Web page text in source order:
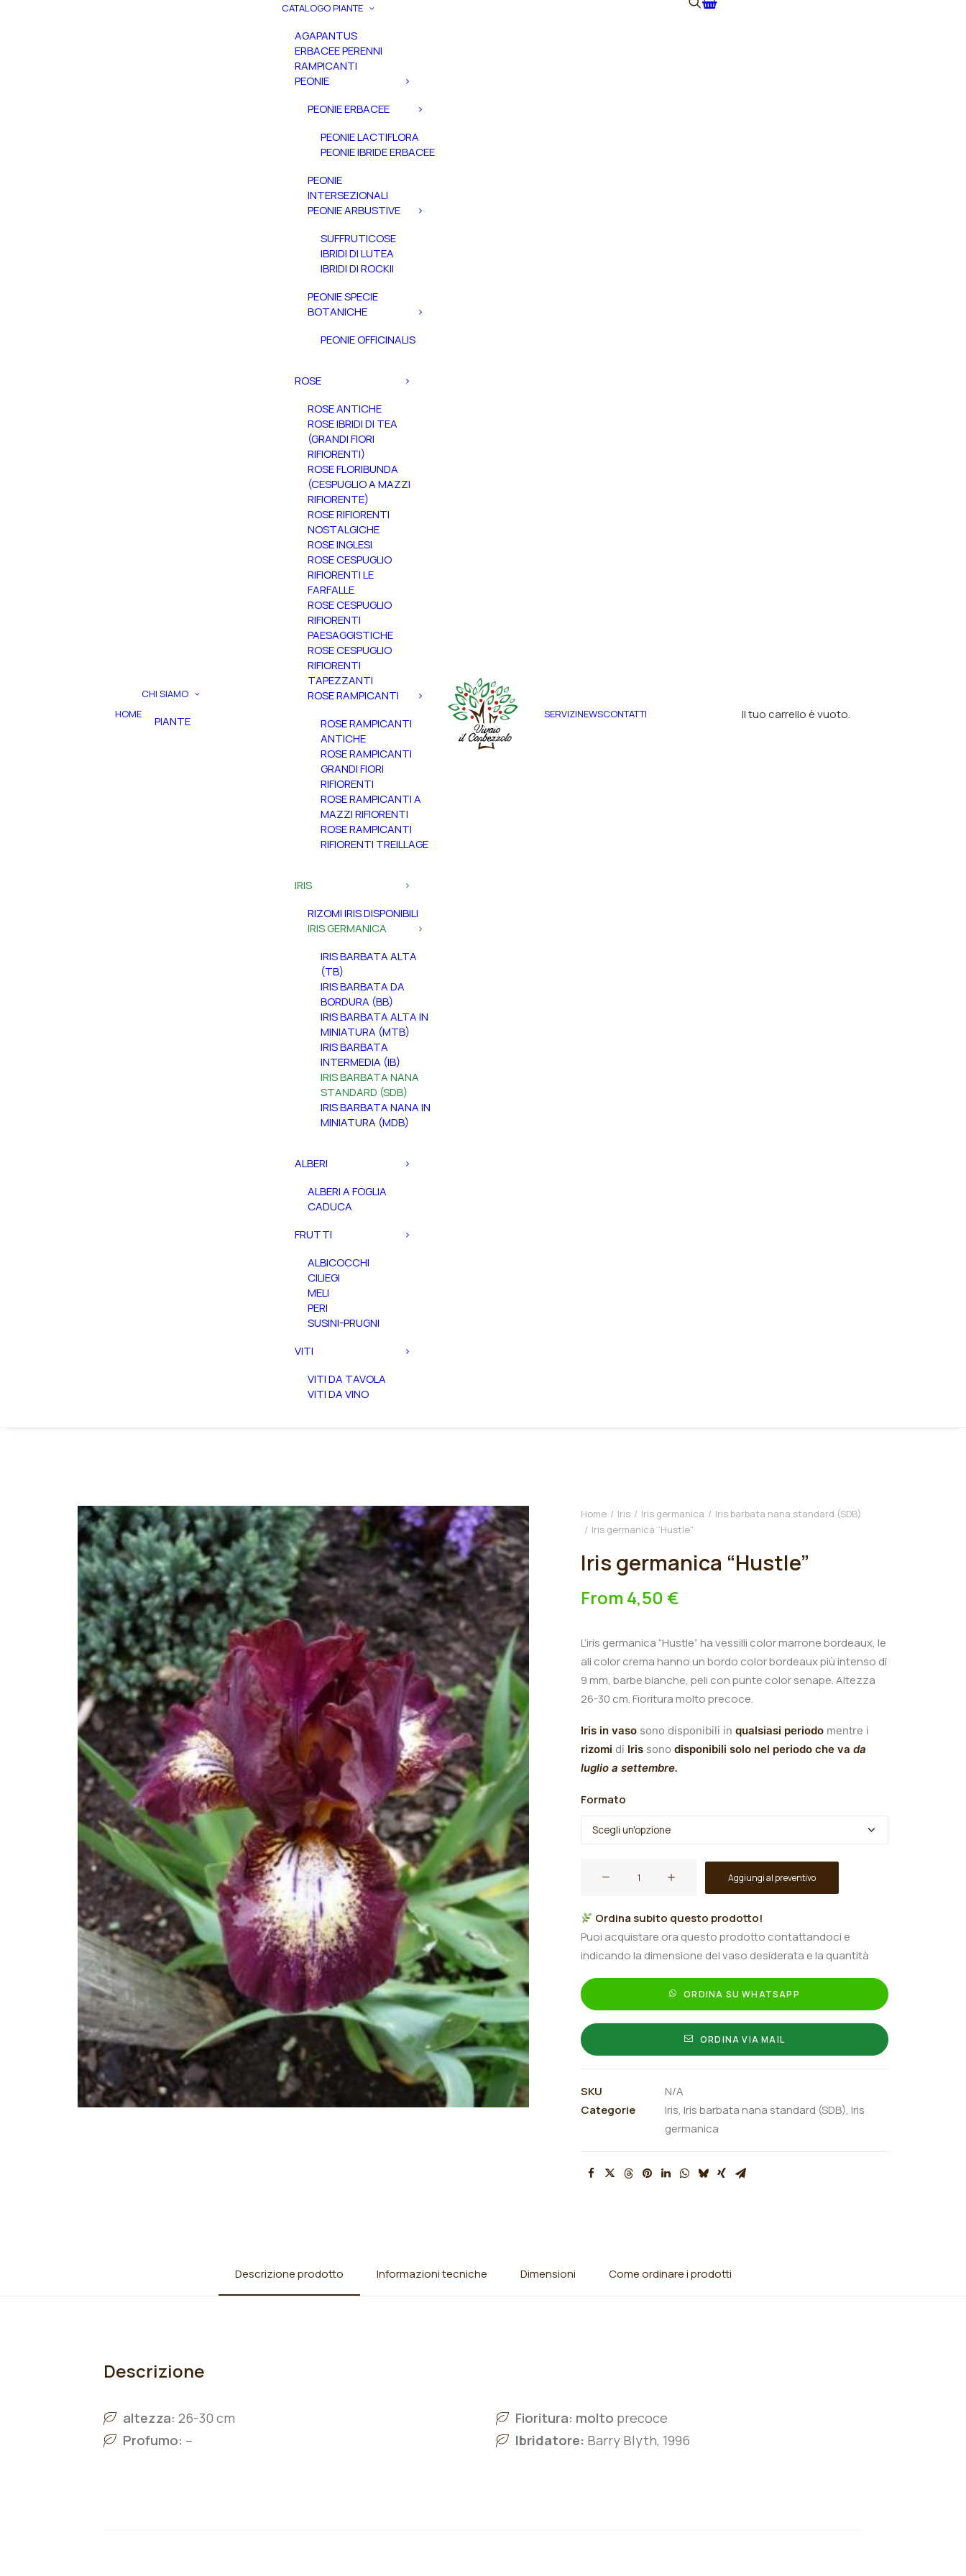
HOME
CHI SIAMO
PIANTE
CATALOGO PIANTE
AGAPANTUS
ERBACEE PERENNI
RAMPICANTI
PEONIE
PEONIE ERBACEE
PEONIE LACTIFLORA
PEONIE IBRIDE ERBACEE
PEONIE
INTERSEZIONALI
PEONIE ARBUSTIVE
SUFFRUTICOSE
IBRIDI DI LUTEA
IBRIDI DI ROCKII
PEONIE SPECIE
BOTANICHE
PEONIE OFFICINALIS
ROSE
ROSE ANTICHE
ROSE IBRIDI DI TEA
(GRANDI FIORI
RIFIORENTI)
ROSE FLORIBUNDA
(CESPUGLIO A MAZZI
RIFIORENTE)
ROSE RIFIORENTI
NOSTALGICHE
ROSE INGLESI
ROSE CESPUGLIO
RIFIORENTI LE
FARFALLE
ROSE CESPUGLIO
RIFIORENTI
PAESAGGISTICHE
ROSE CESPUGLIO
RIFIORENTI
TAPEZZANTI
ROSE RAMPICANTI
ROSE RAMPICANTI
ANTICHE
ROSE RAMPICANTI
GRANDI FIORI
RIFIORENTI
ROSE RAMPICANTI A
MAZZI RIFIORENTI
ROSE RAMPICANTI
RIFIORENTI TREILLAGE
IRIS
RIZOMI IRIS DISPONIBILI
IRIS GERMANICA
IRIS BARBATA ALTA
(TB)
IRIS BARBATA DA
BORDURA (BB)
IRIS BARBATA ALTA IN
MINIATURA (MTB)
IRIS BARBATA
INTERMEDIA (IB)
IRIS BARBATA NANA
STANDARD (SDB)
IRIS BARBATA NANA IN
MINIATURA (MDB)
ALBERI
ALBERI A FOGLIA
CADUCA
FRUTTI
ALBICOCCHI
CILIEGI
MELI
PERI
SUSINI-PRUGNI
VITI
VITI DA TAVOLA
VITI DA VINO
SERVIZINEWSCONTATTI Il tuo carrello è vuoto.
Home Iris Iris germanica
Iris barbata nana standard (SDB)
Iris germanica “Hustle”
Iris germanica “Hustle”
From 4,50 €
L’iris germanica “Hustle” ha vessilli color marrone bordeaux, le
ali color crema hanno un bordo color bordeaux più intenso di
9 mm, barbe bianche, peli con punte color senape.Altezza
26-30 cm. Fioritura molto precoce.
Iris in vaso sono disponibili in qualsiasi periodo mentre i
rizomi di Iris sono disponibili solo nel periodo che va da
luglio a settembre.
Formato
quantità
Aggiungi al preventivo
Ordina subito questo prodotto!
Puoi acquistare ora questo prodotto contattandoci e
indicando la dimensione del vaso desiderata e la quantità
ORDINA SU WHATSAPP
ORDINA VIA MAIL
SKU
N/A
Categorie
Iris, Iris barbata nana standard (SDB), Iris
germanica
Descrizione prodotto Informazioni tecniche Dimensioni Come ordinare i prodotti
Descrizione
altezza: 26-30 cm
Profumo: –
Fioritura: molto precoce
Ibridatore: Barry Blyth, 1996